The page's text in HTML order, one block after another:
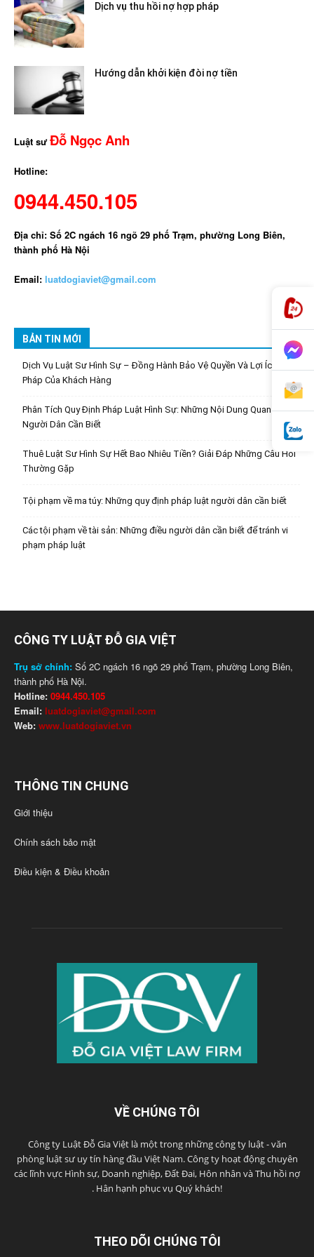
Dịch vụ thu hồi nợ hợp pháp
Hướng dẫn khởi kiện đòi nợ tiền
Luật sưĐỗ Ngọc Anh
Hotline:
0944.450.105
Địa chỉ: Số 2C ngách 16 ngõ 29 phố Trạm, phường Long Biên,
thành phố Hà Nội
Email: luatdogiaviet@gmail.com
BẢN TIN MỚI
Dịch Vụ Luật Sư Hình Sự – Đồng Hành Bảo Vệ Quyền Và Lợi Ích Hợp
Pháp Của Khách Hàng
Phân Tích Quy Định Pháp Luật Hình Sự: Những Nội Dung Quan Trọng
Người Dân Cần Biết
Thuê Luật Sư Hình Sự Hết Bao Nhiêu Tiền? Giải Đáp Những Câu Hỏi
Thường Gặp
Tội phạm về ma túy: Những quy định pháp luật người dân cần biết
Các tội phạm về tài sản: Những điều người dân cần biết để tránh vi
phạm pháp luật
CÔNG TY LUẬT ĐỖ GIA VIỆT
Trụ sở chính: Số 2C ngách 16 ngõ 29 phố Trạm, phường Long Biên,
thành phố Hà Nội.
Hotline: 0944.450.105
Email: luatdogiaviet@gmail.com
Web: www.luatdogiaviet.vn
THÔNG TIN CHUNG
Giới thiệu
Chính sách bảo mật
Điều kiện & Điều khoản
VỀ CHÚNG TÔI
Công ty Luật Đỗ Gia Việt là một trong những công ty luật - văn
phòng luật sư uy tín hàng đầu Việt Nam. Công ty hoạt động chuyên
các lĩnh vực Hình sự, Doanh nghiệp, Đất Đai, Hôn nhân và Thu hồi nợ
. Hân hạnh phục vụ Quý khách!
THEO DÕI CHÚNG TÔI